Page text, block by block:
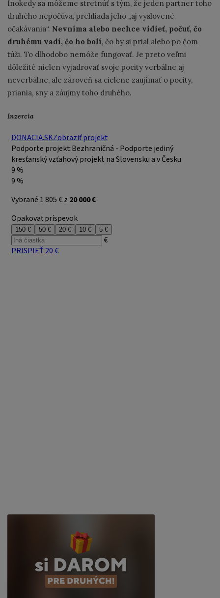
Inokedy sa môžeme stretnúť s tým, že jeden partner toho
druhého nepočúva, prehliada jeho „aj vyslovené
očakávania“. Nevníma alebo nechce vidieť, počuť, čo
druhému vadí, čo ho bolí, čo by si prial alebo po čom
túži. To dlhodobo nemôže fungovať. Je preto veľmi
dôležité nielen vyjadrovať svoje pocity verbálne aj
neverbálne, ale zároveň sa cielene zaujímať o pocity,
priania, sny a záujmy toho druhého.
Inzercia